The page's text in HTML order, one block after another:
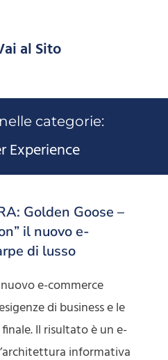
al Sito
categorie:
Experience
Golden Goose –
il nuovo e-
di lusso
e-commerce
di business e le
Il risultato è un e-
informativa